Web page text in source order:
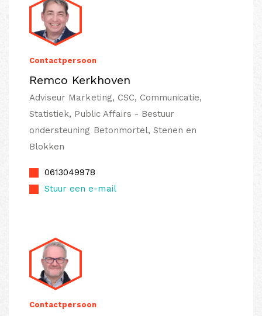
Contactpersoon
Remco Kerkhoven
Adviseur Marketing, CSC, Communicatie,
Statistiek, Public Affairs - Bestuur
ondersteuning Betonmortel, Stenen en
Blokken
0613049978
Stuur een e-mail
Contactpersoon